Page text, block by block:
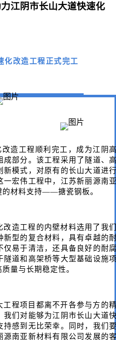
江阴市长山大道快速化
化改造工程正式完工
造工程顺利完工，成为江阴
成部分。该工程采用了隧道、
新模式，对原有的长山大道进
一宏伟工程中，江苏新丽源南
的材料支持——搪瓷钢板。
造工程的内壁材料选用了我
新型的复合材料，具有卓越的
仅易于清洁，还具备良好的耐
隧道和高架桥等大型基础设施
量与长期稳定性。
程项目都离不开各参与方的
我们对能够为江阴市长山大道
持感到无比荣幸。同时，我们
源南亚新材料有限公司发展的